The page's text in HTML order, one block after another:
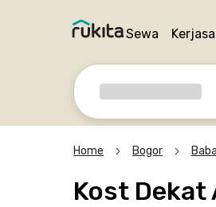
Sewa
Home Bogor
Kost Dekat